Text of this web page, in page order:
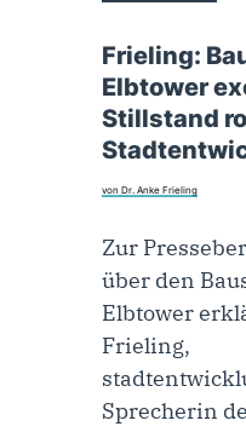
Frieling:
Elbtower
Stillstand
von Dr. Anke Frieling
Zur
über den
Elbtower
Frieling,
Sprecherin